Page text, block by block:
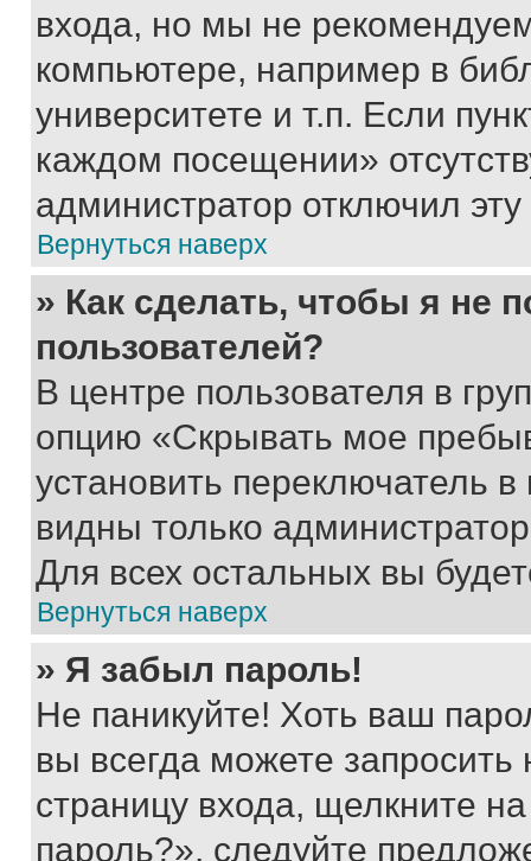
входа, но мы не
компьютере, например в
университете и т.п. Если
каждом посещении»
администратор отключил
Вернуться наверх
» Как сделать, чтобы я не
пользователей?
В центре пользователя в
опцию «Скрывать мое
установить переключатель
видны только
Для всех остальных вы
Вернуться наверх
» Я забыл пароль!
Не паникуйте! Хоть ваш
вы всегда можете
страницу входа, щелкните
пароль?», следуйте